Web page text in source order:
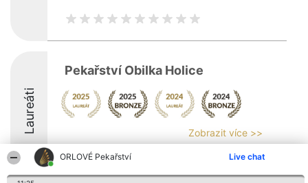
ORLOVÉ Pekařství Live chat
Laureáti
Pekařství Obilka Holice
Zobrazit více >>